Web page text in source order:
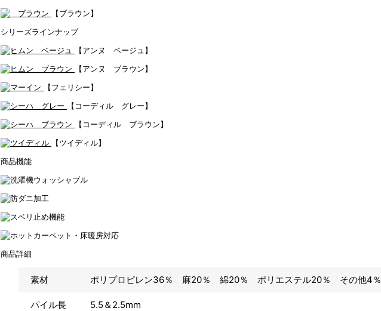
【ブラウン】
シリーズラインナップ
【アンヌ ベージュ】
【アンヌ ブラウン】
【フェリシー】
【コーディル グレー】
【コーディル ブラウン】
【ツイディル】
商品機能
商品詳細
素材 ポリプロピレン36％ 麻20％ 綿20％ ポリエステル20％ その他4％
パイル長 5.5＆2.5mm